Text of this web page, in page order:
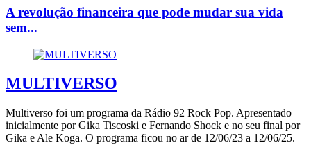
A revolução financeira que pode mudar sua vida
sem...
MULTIVERSO
Multiverso foi um programa da Rádio 92 Rock Pop. Apresentado
inicialmente por Gika Tiscoski e Fernando Shock e no seu final por
Gika e Ale Koga. O programa ficou no ar de 12/06/23 a 12/06/25.